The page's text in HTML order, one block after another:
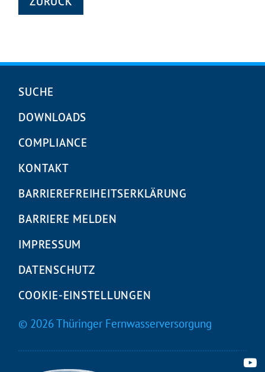
Navigation
SUCHE
DOWNLOADS
COMPLIANCE
KONTAKT
BARRIEREFREIHEITS­ERKLÄRUNG
BARRIERE MELDEN
IMPRESSUM
DATENSCHUTZ
COOKIE-EINSTELLUNGEN
© 2026 Thüringer Fernwasserversorgung